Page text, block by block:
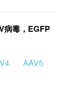
病毒，EGFP
AAV5